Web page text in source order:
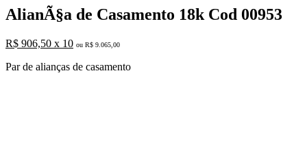
AlianÃ§a de Casamento 18k Cod 00953
R$ 906,50 x 10 ou R$ 9.065,00
Par de alianças de casamento